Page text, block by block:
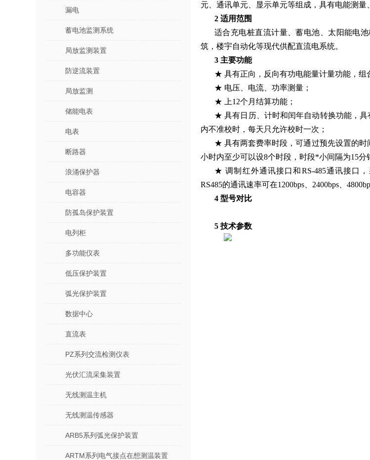
漏电
蓄电池监测系统
局放监测装置
防逆流装置
局放监测
储能电表
电表
断路器
浪涌保护器
电容器
防孤岛保护装置
电列柜
多功能仪表
低压保护装置
弧光保护装置
数据中心
直流表
PZ系列交流检测仪表
光伏汇流采集装置
无线测温主机
无线测温传感器
ARB5系列弧光保护装置
ARTM系列电气接点在想测温装置
元、通讯单元、显示单元等组成，具有电能测量
2 适用范围
适合充电桩直流计量、蓄电池、太阳能电
筑，楼宇自动化等现代供配直流电系统。
3 主要功能
★ 具有正向，反向有功电能量计量功能，组
★ 电压、电流、功率测量；
★ 上12个月结算功能；
★ 具有日历、计时和闰年自动转换功能，
内不准校时，每天只允许校时一次；
★ 具有两套费率时段，可通过预先设置的时
小时内至少可以设8个时段，时段*小间隔为15分
★ 调制红外通讯接口和RS-485通讯接口，
RS485的通讯速率可在1200bps、2400bps、
4 型号对比
5 技术参数